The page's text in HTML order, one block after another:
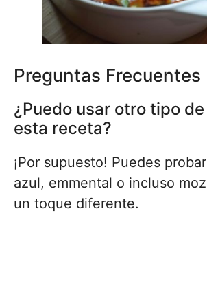
Preguntas Frecuentes
¿Puedo usar otro tipo
esta receta?
¡Por supuesto! Puedes
azul, emmental o incluso
un toque diferente.